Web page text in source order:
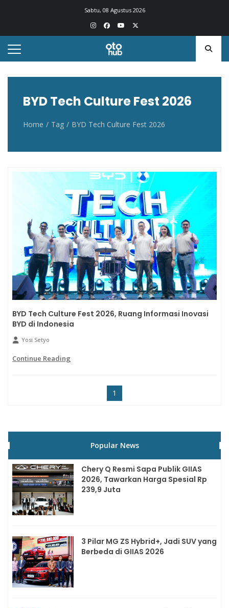
Sabtu, 08 Agustus 2026
Otohub.co
Portal berita otomotif Indonesia terkini
BYD Tech Culture Fest 2026
Home Tag BYD Tech Culture Fest 2026
BYD Tech Culture Fest 2026, Ruang Informasi Inovasi
BYD di Indonesia
Yosi Setyo
Continue Reading
1
Popular News
Chery Q Resmi Sapa Publik GIIAS
2026, Tawarkan Harga Spesial Rp
239,9 Juta
3 Pilar MG ZS Hybrid+, Jadi SUV yang
Berbeda di GIIAS 2026